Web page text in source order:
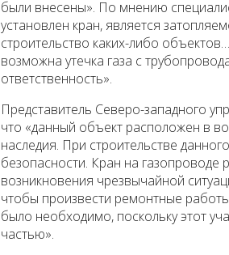
были внесены». По мнению
установлен кран, является
строительство каких-либо
возможна утечка газа с
ответственность».
Представитель Северо-западного
что «данный объект расположен в
наследия. При строительстве
безопасности. Кран на газопроводе
возникновения чрезвычайной
чтобы произвести ремонтные
было необходимо, поскольку этот
частью».